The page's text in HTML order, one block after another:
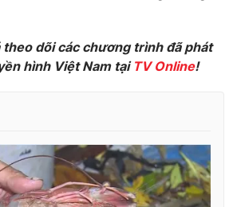
lai
Podcast
theo dõi các chương trình đã phát
hình Việt Nam tại TV Online!